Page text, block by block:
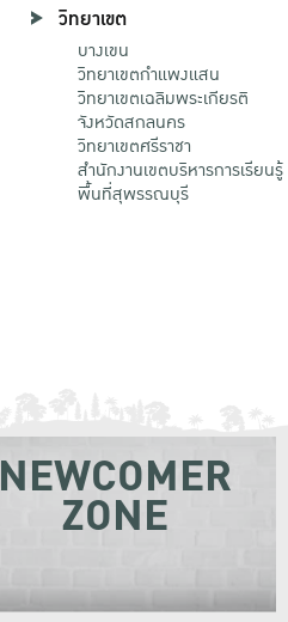
วิทยาเขต
บางเขน
วิทยาเขตกําแพงแสน
วิทยาเขตเฉลิมพระเกียรติ
จังหวัดสกลนคร
วิทยาเขตศรีราชา
สำนักงานเขตบริหารการเรียนรู้
พื้นที่สุพรรณบุรี
NEWCOMER
ZONE